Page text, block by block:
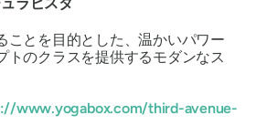
ラビスタ
ことを目的とした、温かいパワー
トのクラスを提供するモダンなス
www.yogabox.com/third-avenue-